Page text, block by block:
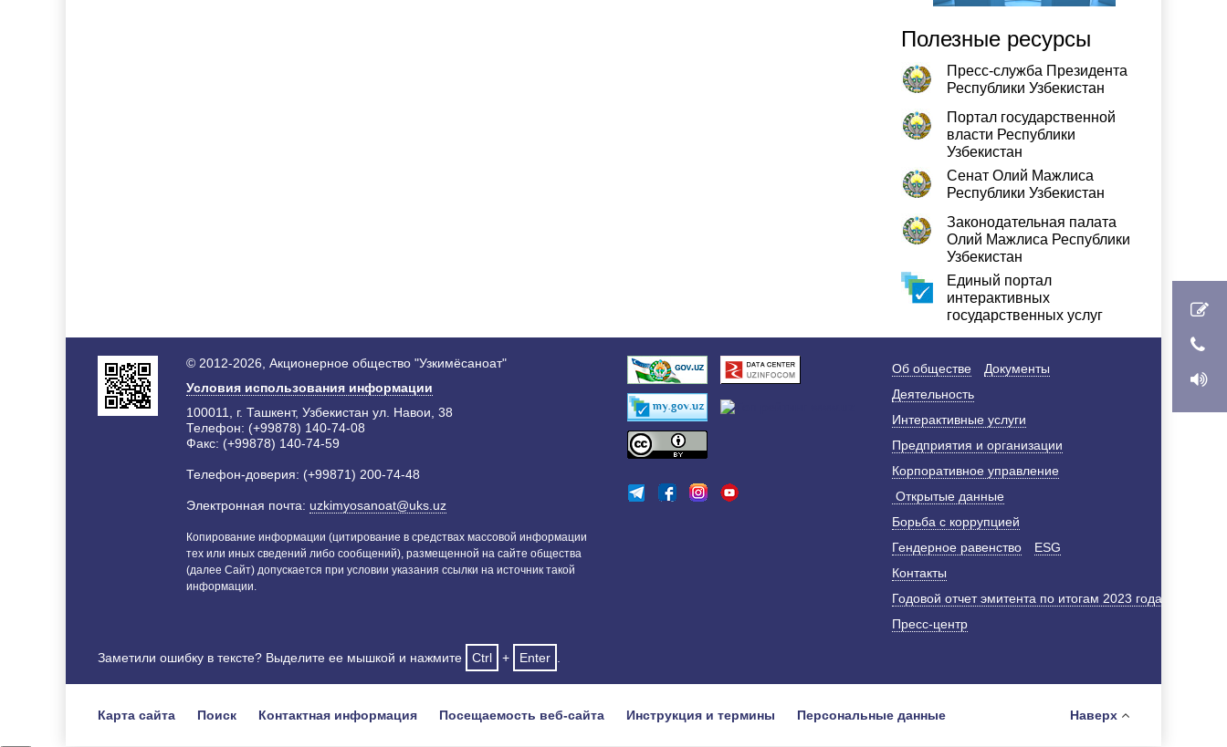
Полезные ресурсы
Пресс-служба Президента
Республики Узбекистан
Портал государственной
власти Республики
Узбекистан
Сенат Олий Мажлиса
Республики Узбекистан
Законодательная палата
Олий Мажлиса Республики
Узбекистан
Единый портал
интерактивных
государственных услуг
© 2012-2026, Акционерное общество "Узкимёсаноат"
Условия использования информации
100011, г. Ташкент, Узбекистан ул. Навои, 38
Телефон: (+99878) 140-74-08
Факс: (+99878) 140-74-59
Телефон-доверия: (+99871) 200-74-48
Электронная почта: uzkimyosanoat@uks.uz
Копирование информации (цитирование в средствах массовой информации
тех или иных сведений либо сообщений), размещенной на сайте общества
(далее Сайт) допускается при условии указания ссылки на источник такой
информации.
Об обществе
Документы
Деятельность
Интерактивные услуги
Предприятия и организации
Корпоративное управление
Открытые данные
Борьба с коррупцией
Гендерное равенство
ESG
Контакты
Годовой отчет эмитента по итогам 2023 года
Пресс-центр
Заметили ошибку в тексте? Выделите ее мышкой и нажмите Ctrl + Enter
Карта сайта Поиск Контактная информация Посещаемость веб-сайта Инструкция и термины Персональные данные Наверх